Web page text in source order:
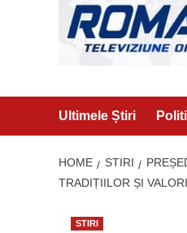
Ultimele Știri
HOME STIRI
TRADIȚIILOR ȘI
STIRI